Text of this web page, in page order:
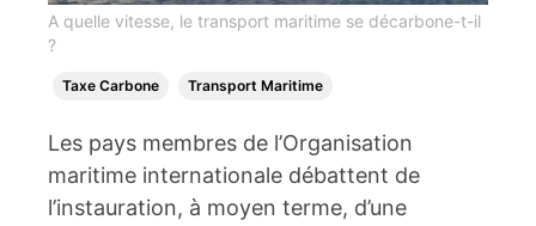
A quelle vitesse, le transport maritime se décarbone-t-il
?
Taxe Carbone Transport Maritime
Les pays membres de l’Organisation
maritime internationale débattent de
l’instauration, à moyen terme, d’une